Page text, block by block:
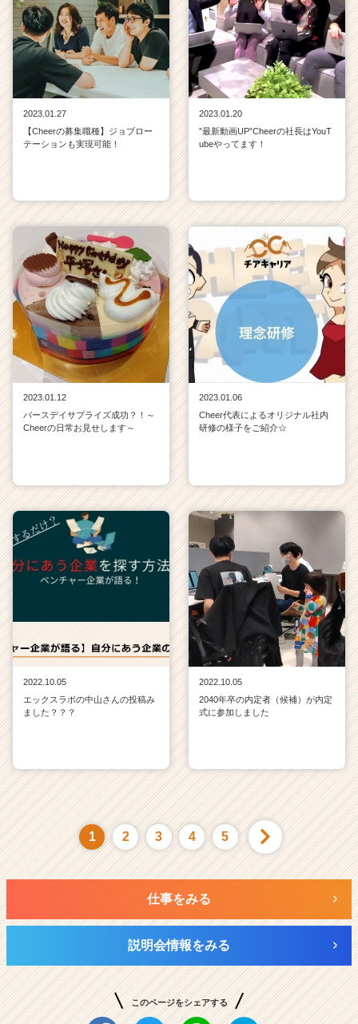
2023.01.27
【Cheerの募集職種】ジョブロー
テーションも実現可能！
2023.01.20
”最新動画UP”Cheerの社長はYouT
ubeやってます！
2023.01.12
バースデイサプライズ成功？！～
Cheerの日常お見せします～
2023.01.06
Cheer代表によるオリジナル社内
研修の様子をご紹介☆
2022.10.05
エックスラボの中山さんの投稿み
ました？？？
2022.10.05
2040年卒の内定者（候補）が内定
式に参加しました
1 2 3 4 5
仕事をみる
説明会情報をみる
このページをシェアする